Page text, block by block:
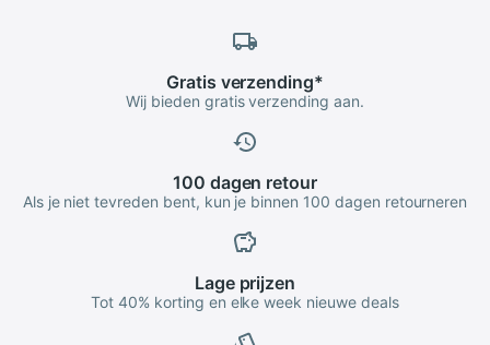
Gratis verzending*
Wij bieden gratis verzending aan.
100 dagen retour
Als je niet tevreden bent, kun je binnen 100 dagen retourneren
Lageprijzen
Tot 40% korting en elke week nieuwe deals